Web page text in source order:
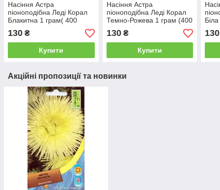
Насіння Астра
піоноподібна Леді Корал
Блакитна 1 грам( 400
130 ₴
Купити
Насіння Астра
піоноподібна Леді Корал
Темно-Рожева 1 грам (400
130₴
Купити
130
Акційні пропозиції та новинки